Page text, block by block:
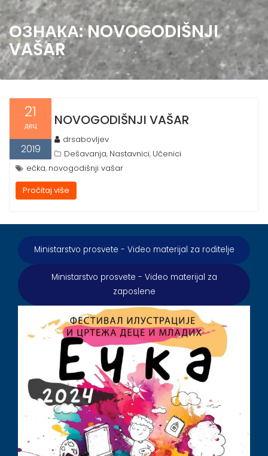
ОЗНАКА:NOVOGODIŠNJI
VAŠAR
21
дец
2019
NOVOGODIŠNJI VAŠAR
drsabovljev
Dešavanja, Nastavnici, Učenici
ečka, novogodišnji vašar
Pročitaj više
Ministarstvo prosvete - Video materijal za roditelje
Ministarstvo prosvete - Video materijal za
zaposlene